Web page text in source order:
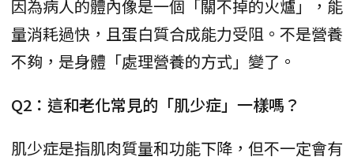
因為病人的體內像是一個「關不掉的火爐」，能
量消耗過快，且蛋白質合成能力受阻。不是營養
不夠，是身體「處理營養的方式」變了。
Q2：這和老化常見的「肌少症」一樣嗎？
肌少症是指肌肉質量和功能下降，但不一定會有